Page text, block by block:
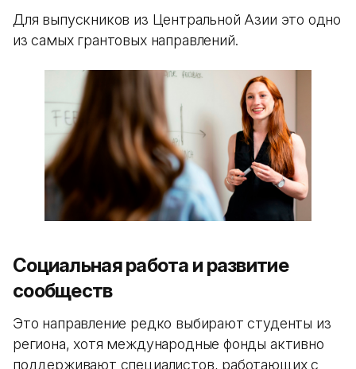
Для выпускников из Центральной Азии это одно
из самых грантовых направлений.
Социальная работа и развитие
сообществ
Это направление редко выбирают студенты из
региона, хотя международные фонды активно
поддерживают специалистов, работающих с